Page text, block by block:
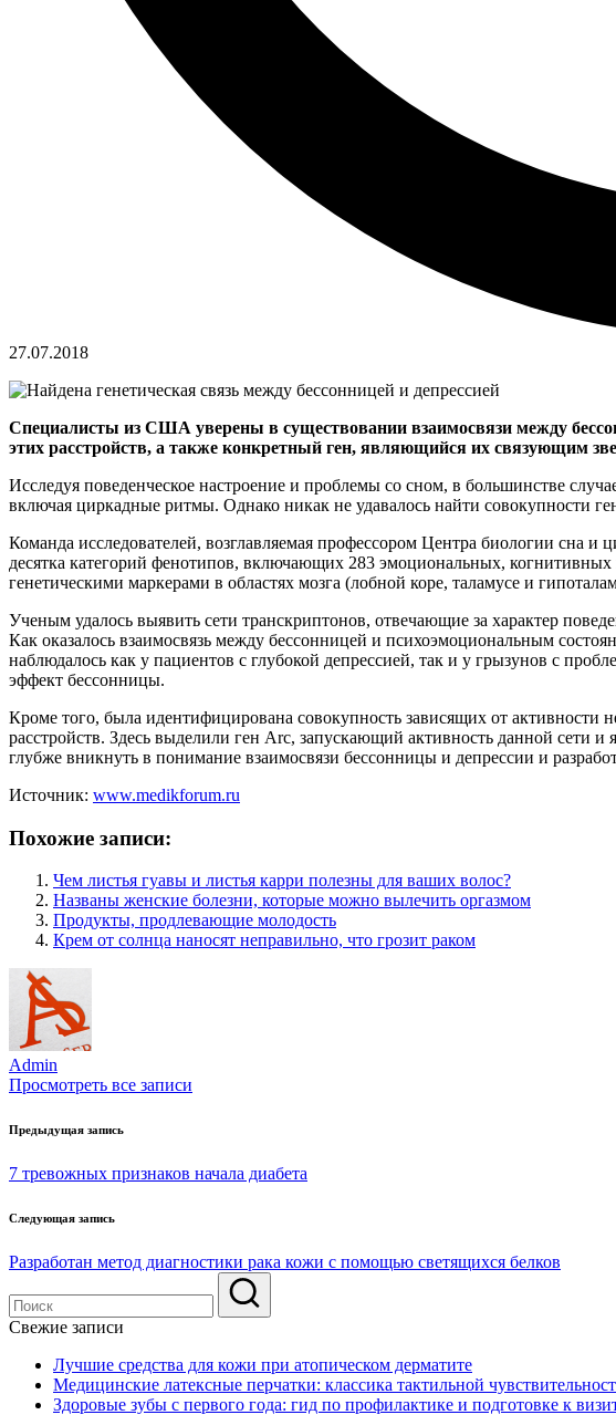
27.07.2018
Специалисты из США уверены в существовании взаимосвязи между
этих расстройств, а также конкретный ген, являющийся их связующим
Исследуя поведенческое настроение и проблемы со сном, в большинстве
включая циркадные ритмы. Однако никак не удавалось найти совокупности
Команда исследователей, возглавляемая профессором Центра биологии сна
десятка категорий фенотипов, включающих 283 эмоциональных,
генетическими маркерами в областях мозга (лобной коре, таламусе и
Ученым удалось выявить сети транскриптонов, отвечающие за характер
Как оказалось взаимосвязь между бессонницей и психоэмоциональным
наблюдалось как у пациентов с глубокой депрессией, так и у грызунов с
эффект бессонницы.
Кроме того, была идентифицирована совокупность зависящих от активности
расстройств. Здесь выделили ген Arc, запускающий активность данной
глубже вникнуть в понимание взаимосвязи бессонницы и депрессии и
Источник: www.medikforum.ru
Похожие записи:
Чем листья гуавы и листья карри полезны для ваших волос?
Названы женские болезни, которые можно вылечить оргазмом
Продукты, продлевающие молодость
Крем от солнца наносят неправильно, что грозит раком
Admin
Просмотреть все записи
Навигация
по
Предыдущая запись
7 тревожных признаков начала диабета
Следующая запись
Разработан метод диагностики рака кожи с помощью светящихся белков
Свежие записи
Лучшие средства для кожи при атопическом дерматите
Медицинские латексные перчатки: классика тактильной
Здоровые зубы с первого года: гид по профилактике и подготовке к